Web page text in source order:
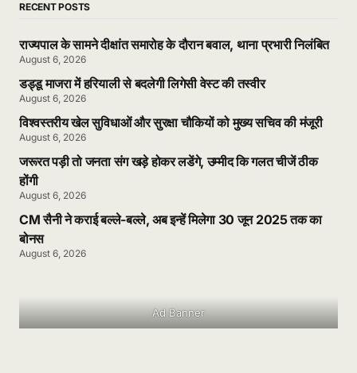
RECENT POSTS
राज्यपाल के सामने दीक्षांत समारोह के दौरान बवाल, थाना प्रभारी निलंबित
August 6, 2026
डड्डू माजरा में हरियाली से बदलेगी लिगेसी वेस्ट की तस्वीर
August 6, 2026
विश्वस्तरीय खेल सुविधाओं और सुरक्षा चौकियों को मुख्य सचिव की मंजूरी
August 6, 2026
जरूरत पड़ी तो जनता संग खड़े होकर लडेंगे, उम्मीद कि गलत चीजें ठीक
होंगी
August 6, 2026
CM सैनी ने कराई बल्ले-बल्ले, अब इन्हें मिलेगा 30 जून 2025 तक का
बोनस
August 6, 2026
Ad Banner